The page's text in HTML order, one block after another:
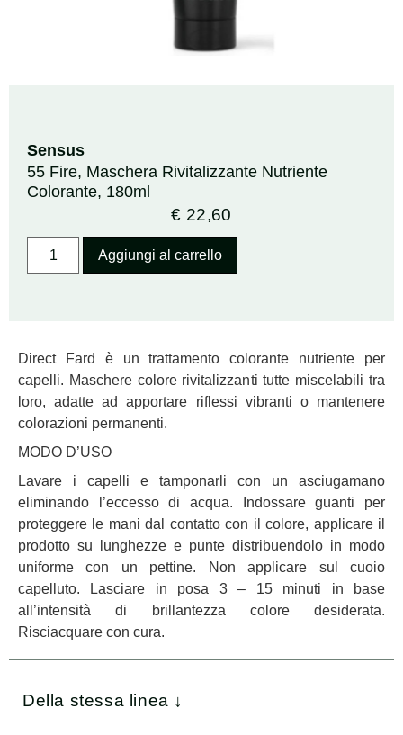
Sensus
55 Fire, Maschera Rivitalizzante Nutriente
Colorante, 180ml
€ 22,60
Aggiungi al carrello
Direct Fard è un trattamento colorante nutriente per
capelli. Maschere colore rivitalizzanti tutte miscelabili tra
loro, adatte ad apportare riflessi vibranti o mantenere
colorazioni permanenti.
MODO D’USO
Lavare i capelli e tamponarli con un asciugamano
eliminando l’eccesso di acqua. Indossare guanti per
proteggere le mani dal contatto con il colore, applicare il
prodotto su lunghezze e punte distribuendolo in modo
uniforme con un pettine. Non applicare sul cuoio
capelluto. Lasciare in posa 3 – 15 minuti in base
all’intensità di brillantezza colore desiderata.
Risciacquare con cura.
Della stessa linea ↓